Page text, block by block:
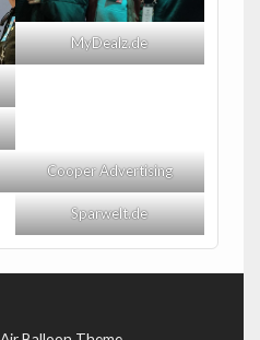
MyDealz.de
Cooper Advertising
Sparwelt.de